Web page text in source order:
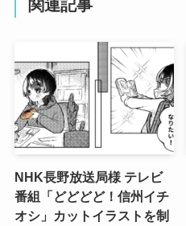
関連記事
NHK長野放送局様 テレビ
番組「どどどど！信州イチ
オシ」カットイラストを制